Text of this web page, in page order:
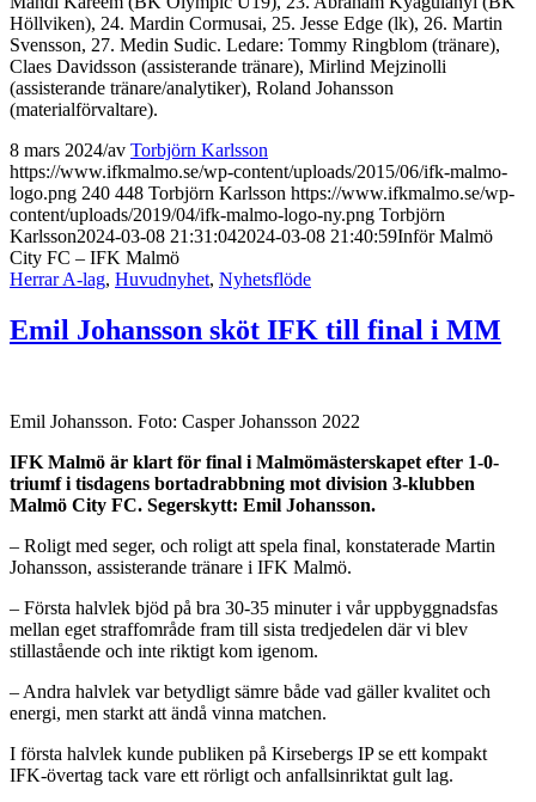
Höllviken), 24. Mardin Cormusai, 25. Jesse Edge (lk), 26. Martin
Svensson, 27. Medin Sudic. Ledare: Tommy Ringblom (tränare),
Claes Davidsson (assisterande tränare), Mirlind Mejzinolli
(assisterande tränare/analytiker), Roland Johansson
(materialförvaltare).
8 mars 2024/av Torbjörn Karlsson
https://www.ifkmalmo.se/wp-content/uploads/2015/06/ifk-malmo-
logo.png 240 448 Torbjörn Karlsson https://www.ifkmalmo.se/wp-
content/uploads/2019/04/ifk-malmo-logo-ny.png Torbjörn
Karlsson2024-03-08 21:31:042024-03-08 21:40:59Inför Malmö
City FC – IFK Malmö
Herrar A-lag, Huvudnyhet, Nyhetsflöde
Emil Johansson sköt IFK till final i MM
Emil Johansson. Foto: Casper Johansson 2022
IFK Malmö är klart för final i Malmömästerskapet efter 1-0-
triumf i tisdagens bortadrabbning mot division 3-klubben
Malmö City FC. Segerskytt: Emil Johansson.
– Roligt med seger, och roligt att spela final, konstaterade Martin
Johansson, assisterande tränare i IFK Malmö.
– Första halvlek bjöd på bra 30-35 minuter i vår uppbyggnadsfas
mellan eget straffområde fram till sista tredjedelen där vi blev
stillastående och inte riktigt kom igenom.
– Andra halvlek var betydligt sämre både vad gäller kvalitet och
energi, men starkt att ändå vinna matchen.
I första halvlek kunde publiken på Kirsebergs IP se ett kompakt
IFK-övertag tack vare ett rörligt och anfallsinriktat gult lag.